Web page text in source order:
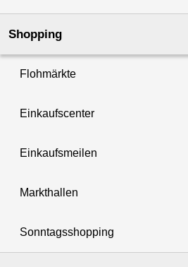
Shopping
Flohmärkte
Einkaufscenter
Einkaufsmeilen
Markthallen
Sonntagsshopping